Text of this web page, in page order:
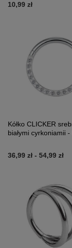
10,99 zł
Kółko CLICKER
białymi cyrkoniamii -
36,99 zł - 54,99 zł